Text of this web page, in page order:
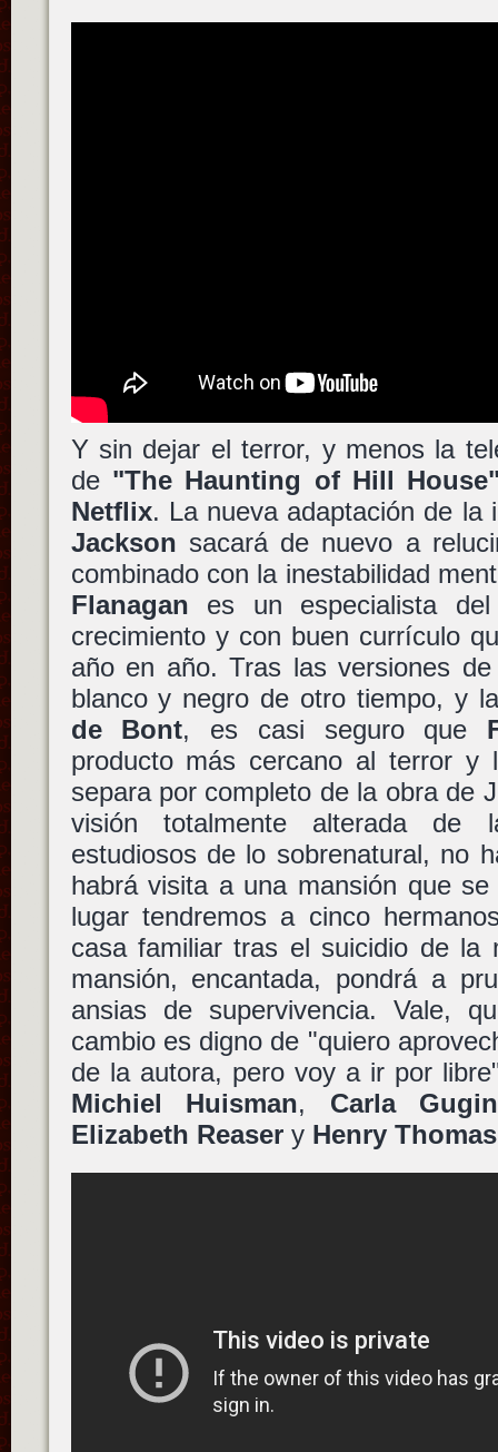
Y sin dejar el terror, y menos la
de "The Haunting of Hill
Netflix. La nueva adaptación de la
Jackson sacará de nuevo a
combinado con la inestabilidad
Flanagan es un especialista
crecimiento y con buen currículo
año en año. Tras las versiones
blanco y negro de otro tiempo, y
de Bont, es casi seguro que
producto más cercano al terror y
separa por completo de la obra de
visión totalmente alterada de
estudiosos de lo sobrenatural, no
habrá visita a una mansión que
lugar tendremos a cinco
casa familiar tras el suicidio de la
mansión, encantada, pondrá a
ansias de supervivencia. Vale,
cambio es digno de "quiero
de la autora, pero voy a ir por
Michiel Huisman, Carla
Elizabeth Reasery Henry Thomas